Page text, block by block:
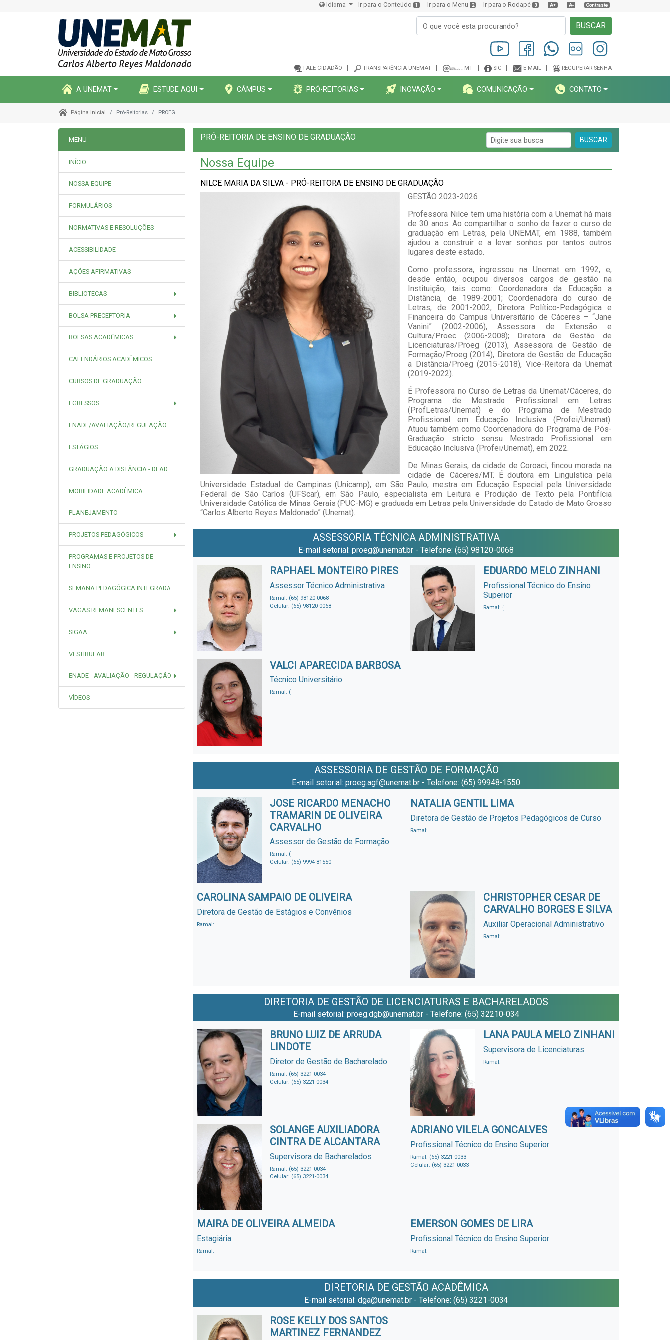
Idioma Ir para o Conteúdo 1 Ir para o Menu 2 Ir para o Rodapé 3 A+ A- Contraste
BUSCAR
FALE CIDADÃO TRANSPARÊNCIA UNEMAT MT SIC E-MAIL RECUPERAR SENHA
A UNEMAT ESTUDE AQUI CÂMPUS PRÓ-REITORIAS INOVAÇÃO COMUNICAÇÃO CONTATO
Página Inicial Pró-Reitorias PROEG
MENU
INÍCIO
NOSSA EQUIPE
FORMULÁRIOS
NORMATIVAS E RESOLUÇÕES
ACESSIBILIDADE
AÇÕES AFIRMATIVAS
BIBLIOTECAS
BOLSA PRECEPTORIA
BOLSAS ACADÊMICAS
CALENDÁRIOS ACADÊMICOS
CURSOS DE GRADUAÇÃO
EGRESSOS
ENADE/AVALIAÇÃO/REGULAÇÃO
ESTÁGIOS
GRADUAÇÃO A DISTÂNCIA - DEAD
MOBILIDADE ACADÊMICA
PLANEJAMENTO
PROJETOS PEDAGÓGICOS
PROGRAMAS E PROJETOS DE
ENSINO
SEMANA PEDAGÓGICA INTEGRADA
VAGAS REMANESCENTES
SIGAA
VESTIBULAR
ENADE - AVALIAÇÃO - REGULAÇÃO
VÍDEOS
PRÓ-REITORIA DE ENSINO DE GRADUAÇÃO BUSCAR
Nossa Equipe
NILCE MARIA DA SILVA - PRÓ-REITORA DE ENSINO DE GRADUAÇÃO
GESTÃO 2023-2026
Professora Nilce tem uma história com a Unemat há mais
de 30 anos. Ao compartilhar o sonho de fazer o curso de
graduação em Letras, pela UNEMAT, em 1988, também
ajudou a construir e a levar sonhos por tantos outros
lugares deste estado.
Como professora, ingressou na Unemat em 1992, e,
desde então, ocupou diversos cargos de gestão na
Instituição, tais como: Coordenadora da Educação a
Distância, de 1989-2001; Coordenadora do curso de
Letras, de 2001-2002; Diretora Político-Pedagógica e
Financeira do Campus Universitário de Cáceres – “Jane
Vanini” (2002-2006), Assessora de Extensão e
Cultura/Proec (2006-2008); Diretora de Gestão de
Licenciaturas/Proeg (2013), Assessora de Gestão de
Formação/Proeg (2014), Diretora de Gestão de Educação
a Distância/Proeg (2015-2018), Vice-Reitora da Unemat
(2019-2022).
É Professora no Curso de Letras da Unemat/Cáceres, do
Programa de Mestrado Profissional em Letras
(ProfLetras/Unemat) e do Programa de Mestrado
Profissional em Educação Inclusiva (Profei/Unemat).
Atuou também como Coordenadora do Programa de Pós-
Graduação stricto sensu Mestrado Profissional em
Educação Inclusiva (Profei/Unemat), em 2022.
De Minas Gerais, da cidade de Coroaci, fincou morada na
cidade de Cáceres/MT. É doutora em Linguística pela
Universidade Estadual de Campinas (Unicamp), em São Paulo, mestra em Educação Especial pela Universidade
Federal de São Carlos (UFScar), em São Paulo, especialista em Leitura e Produção de Texto pela Pontifícia
Universidade Católica de Minas Gerais (PUC-MG) e graduada em Letras pela Universidade do Estado de Mato Grosso
“Carlos Alberto Reyes Maldonado” (Unemat).
ASSESSORIA TÉCNICA ADMINISTRATIVA
E-mail setorial: proeg@unemat.br - Telefone: (65) 98120-0068
RAPHAEL MONTEIRO PIRES
Assessor Técnico Administrativa
Ramal: (65) 98120-0068
Celular: (65) 98120-0068
EDUARDO MELO ZINHANI
Profissional Técnico do Ensino
Superior
Ramal: (
VALCI APARECIDA BARBOSA
Técnico Universitário
Ramal: (
ASSESSORIA DE GESTÃO DE FORMAÇÃO
E-mail setorial: proeg.agf@unemat.br - Telefone: (65) 99948-1550
JOSE RICARDO MENACHO
TRAMARIN DE OLIVEIRA
CARVALHO
Assessor de Gestão de Formação
Ramal: (
Celular: (65) 9994-81550
NATALIA GENTIL LIMA
Diretora de Gestão de Projetos Pedagógicos de Curso
Ramal:
CAROLINA SAMPAIO DE OLIVEIRA
Diretora de Gestão de Estágios e Convênios
Ramal:
CHRISTOPHER CESAR DE
CARVALHO BORGES E SILVA
Auxiliar Operacional Administrativo
Ramal:
DIRETORIA DE GESTÃO DE LICENCIATURAS E BACHARELADOS
E-mail setorial: proeg.dgb@unemat.br - Telefone: (65) 32210-034
BRUNO LUIZ DE ARRUDA
LINDOTE
Diretor de Gestão de Bacharelado
Ramal: (65) 3221-0034
Celular: (65) 3221-0034
LANA PAULA MELO ZINHANI
Supervisora de Licenciaturas
Ramal:
SOLANGE AUXILIADORA
CINTRA DE ALCANTARA
Supervisora de Bacharelados
Ramal: (65) 3221-0034
Celular: (65) 3221-0034
ADRIANO VILELA GONCALVES
Profissional Técnico do Ensino Superior
Ramal: (65) 3221-0033
Celular: (65) 3221-0033
MAIRA DE OLIVEIRA ALMEIDA
Estagiária
Ramal:
EMERSON GOMES DE LIRA
Profissional Técnico do Ensino Superior
Ramal:
DIRETORIA DE GESTÃO ACADÊMICA
E-mail setorial: dga@unemat.br - Telefone: (65) 3221-0034
ROSE KELLY DOS SANTOS
MARTINEZ FERNANDEZ